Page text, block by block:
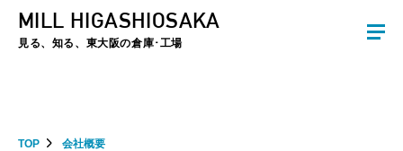
夏季休暇のお知らせ：2026年8月8日(土)～8月16日(日)まで休業とさせていた
MILL HIGASHIOSAKA
見る、知る、東大阪の倉庫･工場
TOP 会社概要